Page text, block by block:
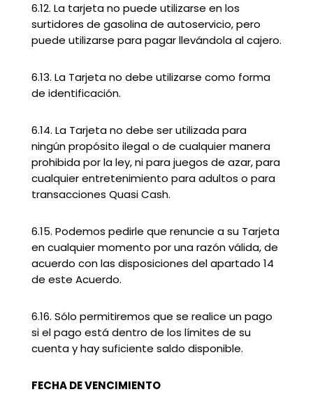
6.12. La tarjeta no puede utilizarse en los
surtidores de gasolina de autoservicio, pero
puede utilizarse para pagar llevándola al cajero.
6.13. La Tarjeta no debe utilizarse como forma
de identificación.
6.14. La Tarjeta no debe ser utilizada para
ningún propósito ilegal o de cualquier manera
prohibida por la ley, ni para juegos de azar, para
cualquier entretenimiento para adultos o para
transacciones Quasi Cash.
6.15. Podemos pedirle que renuncie a su Tarjeta
en cualquier momento por una razón válida, de
acuerdo con las disposiciones del apartado 14
de este Acuerdo.
6.16. Sólo permitiremos que se realice un pago
si el pago está dentro de los límites de su
cuenta y hay suficiente saldo disponible.
FECHA DE VENCIMIENTO